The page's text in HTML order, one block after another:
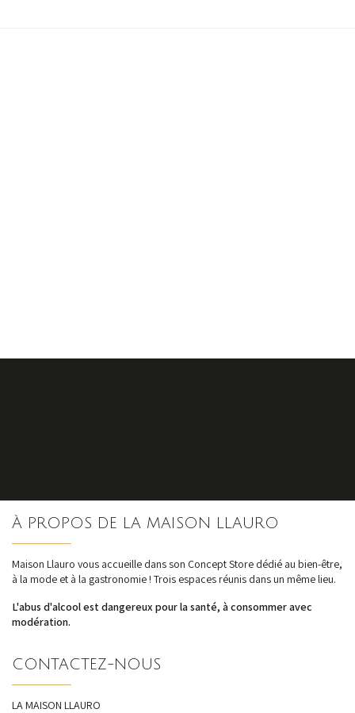
nos dernières
À PROPOS DE LA MAISON LLAURO
Maison Llauro vous accueille dans son Concept Store dédié au bien-être,
à la mode et à la gastronomie ! Trois espaces réunis dans un même lieu.
L'abus d'alcool est dangereux pour la santé, à consommer avec
modération.
CONTACTEZ-NOUS
LA MAISON LLAURO